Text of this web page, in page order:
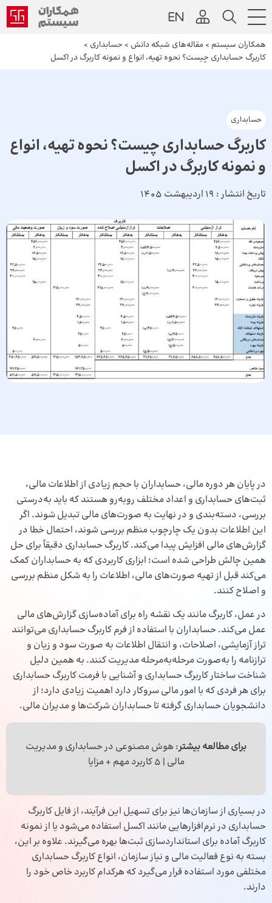
همکاران سیستم > مقاله‌های شبکه دانش > حسابداری >
کاربرگ حسابداری چیست؟ نحوه تهیه، انواع و نمونه کاربرگ در اکسل
حسابداری
کاربرگ حسابداری چیست؟ نحوه تهیه، انواع
و نمونه کاربرگ در اکسل
تاریخ انتشار : 19 اردیبهشت 1405
در پایان هر دوره مالی، حسابداران با حجم زیادی از اطلاعات مالی،
ثبت‌های حسابداری و اعداد مختلف روبه‌رو هستند که باید به‌درستی
بررسی، دسته‌بندی و در نهایت به صورت‌های مالی تبدیل شوند. اگر
این اطلاعات بدون یک چارچوب منظم بررسی شوند، احتمال خطا در
گزارش‌های مالی افزایش پیدا می‌کند. کاربرگ حسابداری دقیقاً برای حل
همین چالش طراحی شده است؛ ابزاری کاربردی که به حسابداران کمک
می‌کند قبل از تهیه صورت‌های مالی، اطلاعات را به شکل منظم بررسی
و اصلاح کنند.
در عمل، کاربرگ مانند یک نقشه راه برای آماده‌سازی گزارش‌های مالی
عمل می‌کند. حسابداران با استفاده از فرم کاربرگ حسابداری می‌توانند
تراز آزمایشی، اصلاحات، و انتقال اطلاعات به صورت سود و زیان و
ترازنامه را به‌صورت مرحله‌به‌مرحله مدیریت کنند. به همین دلیل
شناخت ساختار کاربرگ حسابداری و آشنایی با فرمت کاربرگ حسابداری
برای هر فردی که با امور مالی سروکار دارد اهمیت زیادی دارد؛ از
دانشجویان حسابداری گرفته تا حسابداران شرکت‌ها و مدیران مالی.
برای مطالعه بیشتر: هوش مصنوعی در حسابداری و مدیریت
مالی | 5 کاربرد مهم + مزایا
در بسیاری از سازمان‌ها نیز برای تسهیل این فرآیند، از فایل کاربرگ
حسابداری در نرم‌افزارهایی مانند اکسل استفاده می‌شود یا از نمونه
کاربرگ آماده برای استانداردسازی ثبت‌ها بهره می‌گیرند. علاوه بر این،
بسته به نوع فعالیت مالی و نیاز سازمان، انواع کاربرگ حسابداری
مختلفی مورد استفاده قرار می‌گیرد که هرکدام کاربرد خاص خود را
دارند.